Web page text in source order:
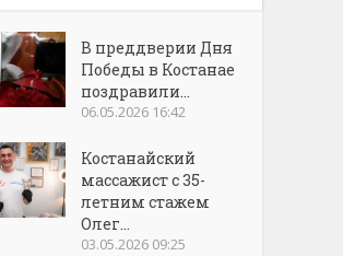
В преддверии Дня
Победы в Костанае
поздравили...
06.05.2026 16:42
Костанайский
массажист с 35-
летним стажем
Олег...
03.05.2026 09:25